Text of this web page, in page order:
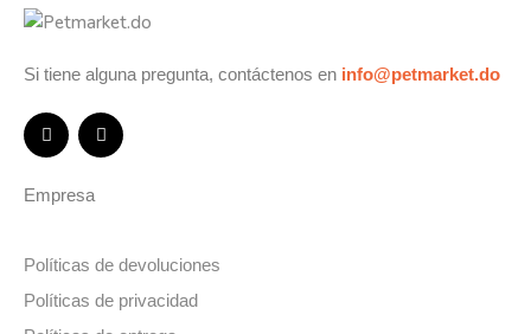
Si tiene alguna pregunta, contáctenos en info@petmarket.do
Empresa
Políticas de devoluciones
Políticas de privacidad